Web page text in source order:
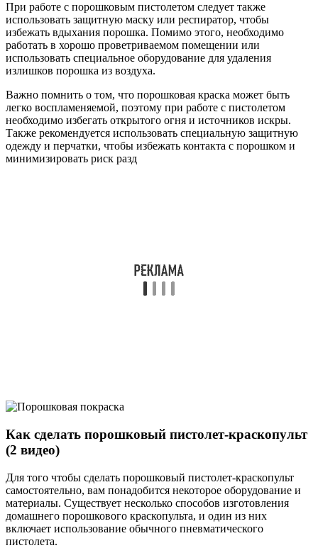
При работе с порошковым пистолетом следует также
использовать защитную маску или респиратор, чтобы
избежать вдыхания порошка. Помимо этого, необходимо
работать в хорошо проветриваемом помещении или
использовать специальное оборудование для удаления
излишков порошка из воздуха.
Важно помнить о том, что порошковая краска может быть
легко воспламеняемой, поэтому при работе с пистолетом
необходимо избегать открытого огня и источников искры.
Также рекомендуется использовать специальную защитную
одежду и перчатки, чтобы избежать контакта с порошком и
минимизировать риск разд
Как сделать порошковый пистолет-краскопульт
(2 видео)
Для того чтобы сделать порошковый пистолет-краскопульт
самостоятельно, вам понадобится некоторое оборудование и
материалы. Существует несколько способов изготовления
домашнего порошкового краскопульта, и один из них
включает использование обычного пневматического
пистолета.